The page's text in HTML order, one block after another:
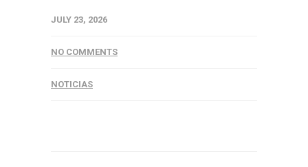
JULY 23, 2026
NO COMMENTS
NOTICIAS